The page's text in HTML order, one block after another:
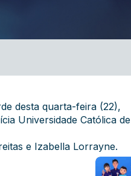
desta quarta-feira (22),
Universidade Católica de
e Izabella Lorrayne.